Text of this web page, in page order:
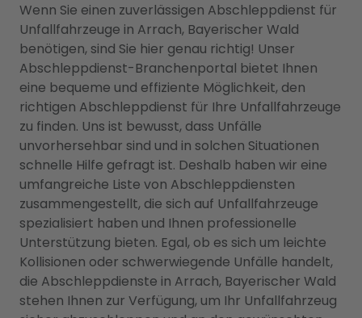
Wenn Sie einen zuverlässigen Abschleppdienst für
Unfallfahrzeuge in Arrach, Bayerischer Wald
benötigen, sind Sie hier genau richtig! Unser
Abschleppdienst-Branchenportal bietet Ihnen
eine bequeme und effiziente Möglichkeit, den
richtigen Abschleppdienst für Ihre Unfallfahrzeuge
zu finden. Uns ist bewusst, dass Unfälle
unvorhersehbar sind und in solchen Situationen
schnelle Hilfe gefragt ist. Deshalb haben wir eine
umfangreiche Liste von Abschleppdiensten
zusammengestellt, die sich auf Unfallfahrzeuge
spezialisiert haben und Ihnen professionelle
Unterstützung bieten. Egal, ob es sich um leichte
Kollisionen oder schwerwiegende Unfälle handelt,
die Abschleppdienste in Arrach, Bayerischer Wald
stehen Ihnen zur Verfügung, um Ihr Unfallfahrzeug